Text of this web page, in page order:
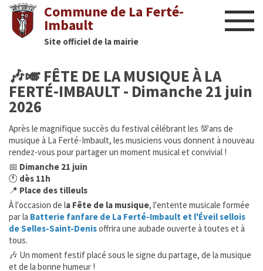
Commune de La Ferté-
Imbault
Site officiel de la mairie
Actualités
Diaporama
Manifestations
Mairie
Infos utiles
🎶🎺 FÊTE DE LA MUSIQUE À LA
FERTÉ-IMBAULT - Dimanche 21 juin
2026
Après le magnifique succès du festival célébrant les 💯ans de
musique à La Ferté-Imbault, les musiciens vous donnent à nouveau
rendez-vous pour partager un moment musical et convivial !
📅 Dimanche 21 juin
🕚 dès 11h
📍 Place des tilleuls
À l'occasion de la Fête de la musique, l'entente musicale formée
par la Batterie fanfare de La Ferté-Imbault et l'Éveil sellois
de Selles-Saint-Denisoffrira une aubade ouverte à toutes et à
tous.
🎶 Un moment festif placé sous le signe du partage, de la musique
et de la bonne humeur !